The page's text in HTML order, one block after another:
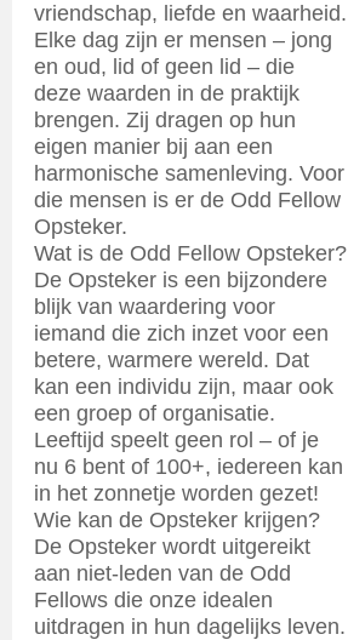
vriendschap, liefde en waarheid.
Elke dag zijn er mensen – jong
en oud, lid of geen lid – die
deze waarden in de praktijk
brengen. Zij dragen op hun
eigen manier bij aan een
harmonische samenleving. Voor
die mensen is er de Odd Fellow
Opsteker.
Wat is de Odd Fellow Opsteker?
De Opsteker is een bijzondere
blijk van waardering voor
iemand die zich inzet voor een
betere, warmere wereld. Dat
kan een individu zijn, maar ook
een groep of organisatie.
Leeftijd speelt geen rol – of je
nu 6 bent of 100+, iedereen kan
in het zonnetje worden gezet!
Wie kan de Opsteker krijgen?
De Opsteker wordt uitgereikt
aan niet-leden van de Odd
Fellows die onze idealen
uitdragen in hun dagelijks leven.